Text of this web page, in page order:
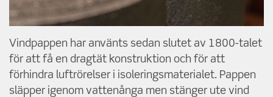
Vindpappen har använts sedan slutet av 1800-talet
för att få en dragtät konstruktion och för att
förhindra luftrörelser i isoleringsmaterialet. Pappen
släpper igenom vattenånga men stänger ute vind